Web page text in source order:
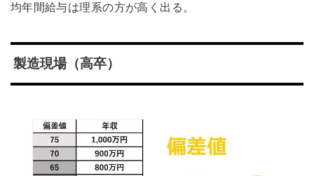
均年間給与は理系の方が高く出る。
製造現場（高卒）